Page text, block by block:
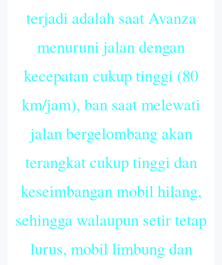
terjadi adalah saat Avanza
menuruni jalan dengan
kecepatan cukup tinggi (80
km/jam), ban saat melewati
jalan bergelombang akan
terangkat cukup tinggi dan
keseimbangan mobil hilang,
sehingga walaupun setir tetap
lurus, mobil limbung dan